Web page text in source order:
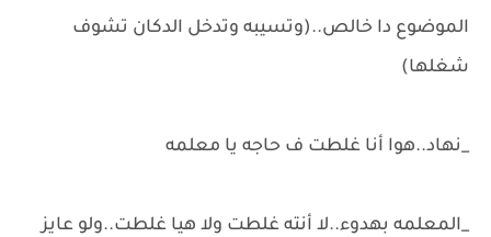
الموضوع دا خالص..(وتسيبه وتدخل الدكان تشوف
شغلها)
_نهاد..هوا أنا غلطت ف حاجه يا معلمه
_المعلمه بهدوء..لا أنته غلطت ولا هيا غلطت..ولو عايز